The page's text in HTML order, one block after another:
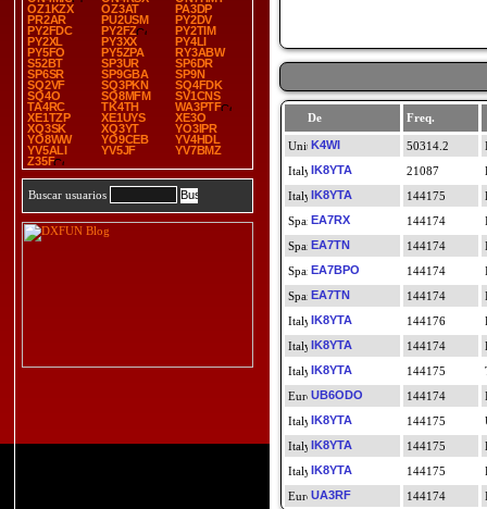
OZ1KZX
OZ3AT
PA3DP
PR2AR
PU2USM
PY2DV
PY2FDC
PY2FZ
PY2TIM
PY2XL
PY3XX
PY4LI
PY5FO
PY5ZPA
RY3ABW
S52BT
SP3UR
SP6DR
SP6SR
SP9GBA
SP9N
SQ2VF
SQ3PKN
SQ4FDK
SQ4O
SQ8MFM
SV1CNS
TA4RC
TK4TH
WA3PTF
XE1TZP
XE1UYS
XE3O
XQ3SK
XQ3YT
YO3IPR
YO8WW
YO9CEB
YV4HDL
YV5ALI
YV5JF
YV7BMZ
Z35F
Buscar usuarios
De Freq.
K4WI
50314.2
IK8YTA
21087
IK8YTA
144175
EA7RX
144174
EA7TN
144174
EA7BPO
144174
EA7TN
144174
IK8YTA
144176
IK8YTA
144174
IK8YTA
144175
UB6ODO
144174
IK8YTA
144175
IK8YTA
144175
IK8YTA
144175
UA3RF
144174